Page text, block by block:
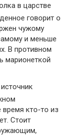
в царстве
говорит о
чужому
и меньше
В противном
марионеткой
кто-то из
Стоит